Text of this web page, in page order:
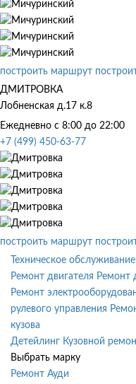
построить маршрут
ДМИТРОВКА
Лобненская д.17 к.8
Ежедневно с 8:00 до 22:00
+7 (499) 450-63-77
построить маршрут
Техническое обслуживание
Ремонт двигателя Ремонт
Ремонт
рулевого управления
кузова
Детейлинг Кузовной
Выбрать марку
Ремонт Ауди